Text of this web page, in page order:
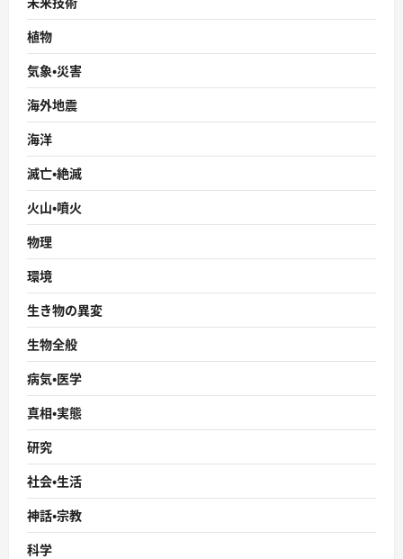
植物
気象・災害
海外地震
海洋
滅亡・絶滅
火山・噴火
物理
環境
生き物の異変
生物全般
病気・医学
真相・実態
研究
社会・生活
神話・宗教
科学